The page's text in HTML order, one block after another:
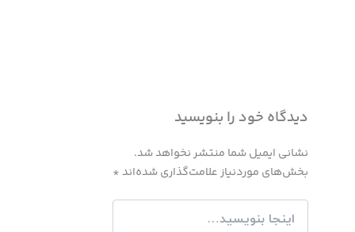
دیدگاه‌ خود را بنویسید
نشانی ایمیل شما منتشر نخواهد شد.
بخش‌های موردنیاز علامت‌گذاری شده‌اند *
اینجا
بنویسید…